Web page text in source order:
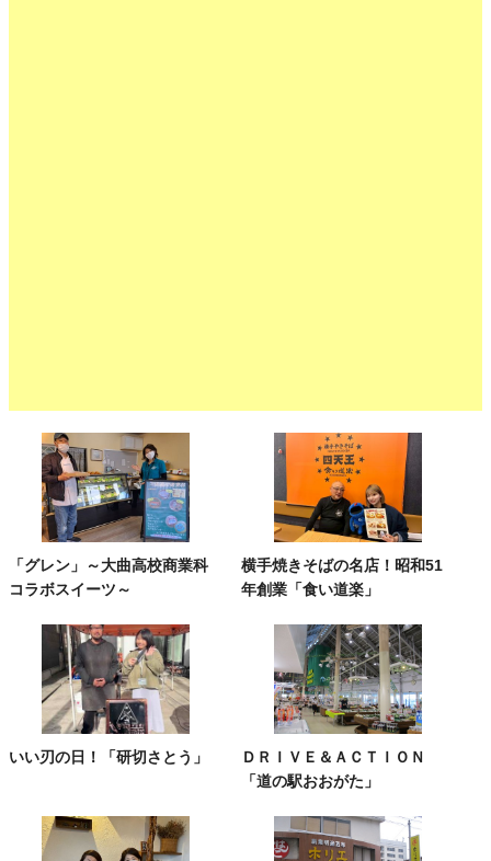
「グレン」～大曲高校商業科
コラボスイーツ～
横手焼きそばの名店！昭和51
年創業「食い道楽」
いい刃の日！「研切さとう」
ＤＲＩＶＥ＆ＡＣＴＩＯＮ
「道の駅おおがた」